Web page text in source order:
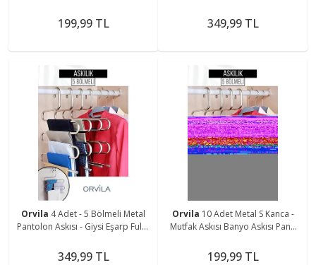
199,99 TL
Organizer
349,99 TL
Orvila 4 Adet - 5 Bölmeli Metal
Pantolon Askısı - Giysi Eşarp Fular
Organizer
349,99 TL
Orvila 10 Adet Metal S Kanca -
Mutfak Askısı Banyo Askısı Pano
199,99 TL